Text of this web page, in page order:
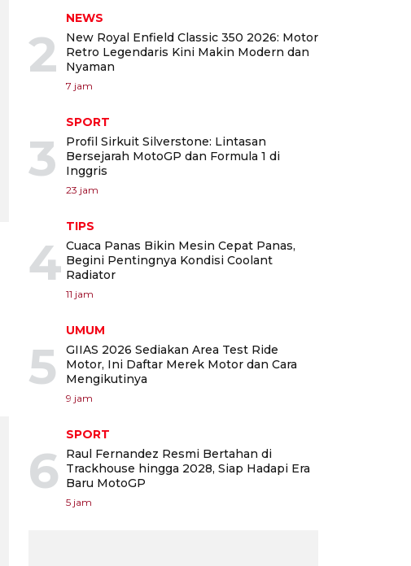
2
NEWS
New Royal Enfield Classic 350 2026: Motor
Retro Legendaris Kini Makin Modern dan
Nyaman
7 jam
3
SPORT
Profil Sirkuit Silverstone: Lintasan
Bersejarah MotoGP dan Formula 1 di
Inggris
23 jam
4
TIPS
Cuaca Panas Bikin Mesin Cepat Panas,
Begini Pentingnya Kondisi Coolant
Radiator
11 jam
5
UMUM
GIIAS 2026 Sediakan Area Test Ride
Motor, Ini Daftar Merek Motor dan Cara
Mengikutinya
9 jam
6
SPORT
Raul Fernandez Resmi Bertahan di
Trackhouse hingga 2028, Siap Hadapi Era
Baru MotoGP
5 jam